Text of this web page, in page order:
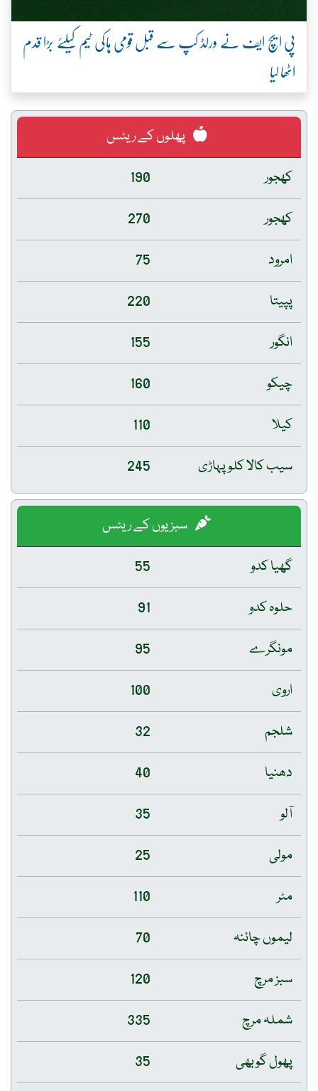
پی ایچ ایف نے ورلڈ کپ سے قبل قومی ہاکی ٹیم کیلئے بڑا قدم
اٹھا لیا
پھلوں کے ریٹس
کھجور
190
کھجور
270
امرود
75
پپیتا
220
انگور
155
چیکو
160
کیلا
110
سیب کالا کلو پہاڑی
245
سبزیوں کے ریٹس
گھیا کدو
55
حلوہ کدو
91
مونگرے
95
اروی
100
شلجم
32
دھنیا
40
آلو
35
مولی
25
مٹر
110
لیموں چائنہ
70
سبز مرچ
120
شملہ مرچ
335
پھول گوبھی
35